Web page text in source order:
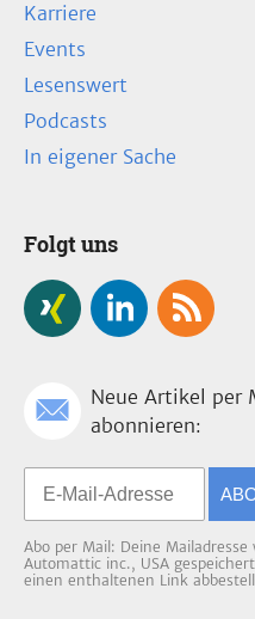
Karriere
Events
Lesenswert
Podcasts
In eigener Sache
Folgt uns
Neue Artikel per
abonnieren:
Abo per Mail: Deine
Automattic inc., USA
einen enthaltenen Link